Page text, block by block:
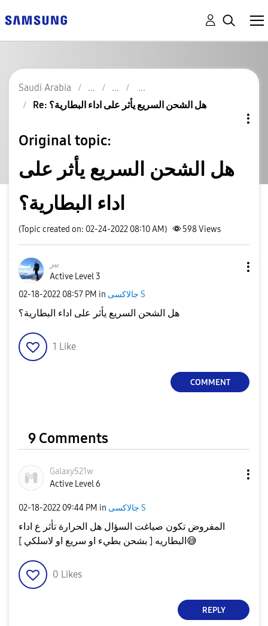
Saudi Arabia
Re: هل الشحن السريع يأثر على اداء البطارية؟
Original topic:
هل الشحن السريع يأثر على
اداء البطارية؟
(Topic created on: 02-24-2022 08:10 AM) 598Views
بير
Active Level 3
‎02-18-2022 08:57 PM in جالاكسى S
هل الشحن السريع يأثر على اداء البطارية؟
1 Like
COMMENT
9 Comments
GalaxyS21w
Active Level 6
‎02-18-2022 09:44 PM in جالاكسى S
المفروض تكون صياغت السؤال هل الحرارة تأثر ع اداء
البطاريه [ بشحن بطيء او سريع او لاسلكي ]😅
0 Likes
REPLY